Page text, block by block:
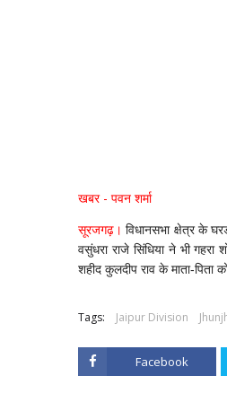
खबर - पवन शर्मा
सूरजगढ़। विधानसभा क्षेत्र के
वसुंधरा राजे सिंधिया ने भी
शहीद कुलदीप राव के माता-पिता
Tags: Jaipur Division
Facebook